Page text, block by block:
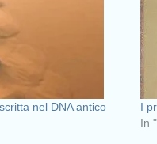
nel DNA antico
I
In